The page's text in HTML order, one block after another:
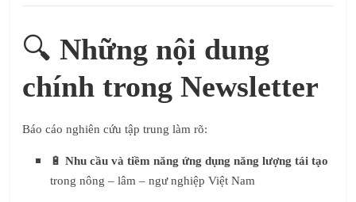
🔍Những nội dung
chính trong Newsletter
Báo cáo nghiên cứu tập trung làm rõ:
🔋Nhu cầu và tiềm năng ứng dụng năng lượng tái tạo
trong nông – lâm – ngư nghiệp Việt Nam